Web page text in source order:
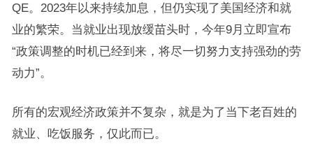
QE。2023年以来持续加息，但仍实现了美国经济和就
业的繁荣。当就业出现放缓苗头时，今年9月立即宣布
“政策调整的时机已经到来，将尽一切努力支持强劲的劳
动力”。
所有的宏观经济政策并不复杂，就是为了当下老百姓的
就业、吃饭服务，仅此而已。